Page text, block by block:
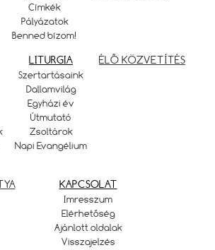
Címkék
Pályázatok
Benned bízom!
LITURGIA
Szertartásaink
Dallamvilág
Egyházi év
Útmutató
Zsoltárok
Napi Evangélium
ÉLŐ KÖZVETÍTÉS
KAPCSOLAT
Imresszum
Elérhetőség
Ajánlott oldalak
Visszajelzés